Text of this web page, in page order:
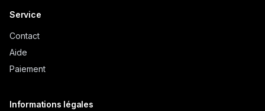
Service
Contact
Aide
Paiement
Informations légales